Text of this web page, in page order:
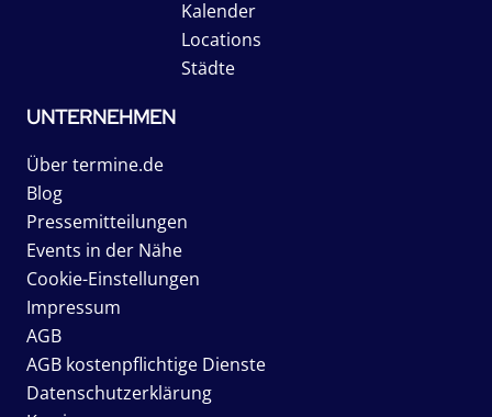
Kalender
Locations
Städte
UNTERNEHMEN
Über termine.de
Blog
Pressemitteilungen
Events in der Nähe
Cookie-Einstellungen
Impressum
AGB
AGB kostenpflichtige Dienste
Datenschutzerklärung